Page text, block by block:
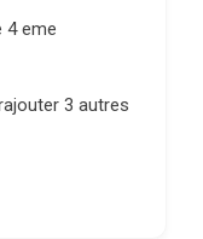
4 eme
3 autres